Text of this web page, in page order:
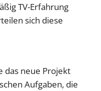
TV-Erfahrung
sich diese
das neue Projekt
Aufgaben, die